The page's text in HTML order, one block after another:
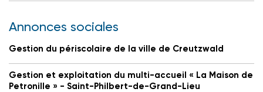
Annonces sociales
Gestion du périscolaire de la ville de Creutzwald
Gestion et exploitation du multi-accueil « La Maison de
Petronille » - Saint-Philbert-de-Grand-Lieu